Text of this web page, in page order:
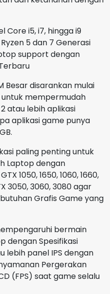
i5, i7, hingga i9
5 dan 7 Generasi
support dengan
Besar disarankan mulai
untuk mempermudah
atau lebih aplikasi
aplikasi game punya
paling penting untuk
Laptop dengan
1050, 1650, 1060, 1660,
3050, 3060, 3080 agar
Grafis Game yang
bermain
dengan Spesifikasi
lebih panel IPS dengan
Pergerakan
(FPS) saat game selalu